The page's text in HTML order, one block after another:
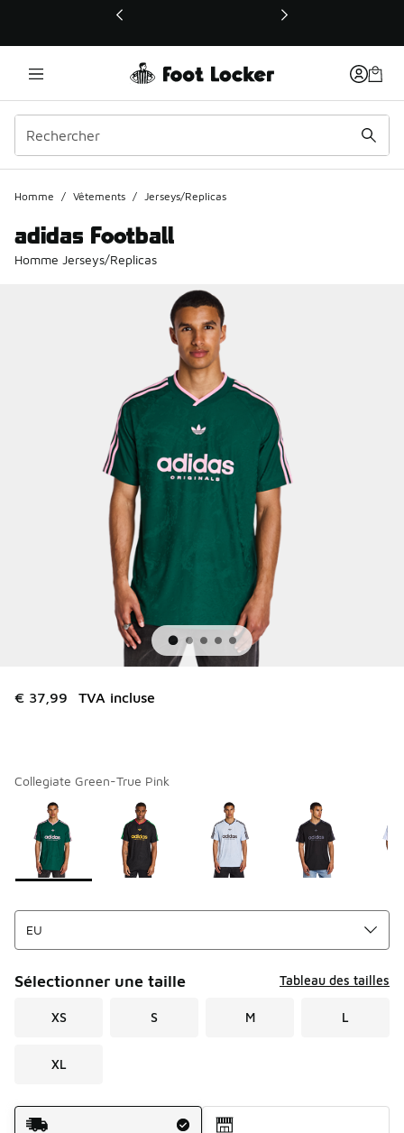
Ce lien ouvrira une nouvelle fenêtre
Homme / Vêtements / Jerseys/Replicas
adidas Football
Homme Jerseys/Replicas
€ 37,99 TVA incluse
Collegiate Green-True Pink
Page 1 sur 1 affichant 1 à 5 des 5 couleurs.
Merci de sélectionner un style
Sélectionner une taille Tableau des tailles
XS S M L
XL
Mode d'expédition